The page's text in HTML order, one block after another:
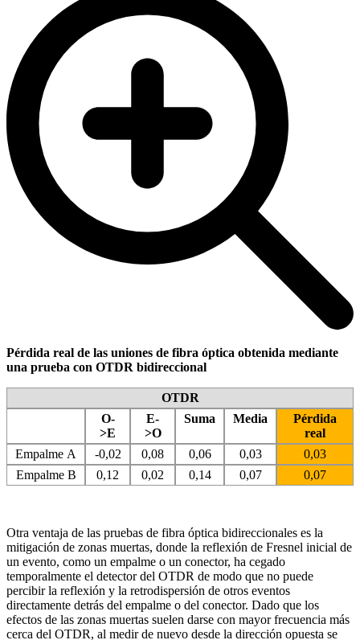
Pérdida real de las uniones de fibra óptica obtenida mediante
una prueba con OTDR bidireccional
OTDR
O-
>E
E-
>O
Suma Media
Pérdida
real
Empalme A
-0,02 0,08 0,06 0,03
0,03
Empalme B
0,12 0,02 0,14 0,07 0,07
Otra ventaja de las pruebas de fibra óptica bidireccionales es la
mitigación de zonas muertas, donde la reflexión de Fresnel inicial de
un evento, como un empalme o un conector, ha cegado
temporalmente el detector del OTDR de modo que no puede
percibir la reflexión y la retrodispersión de otros eventos
directamente detrás del empalme o del conector. Dado que los
efectos de las zonas muertas suelen darse con mayor frecuencia más
cerca del OTDR, al medir de nuevo desde la dirección opuesta se